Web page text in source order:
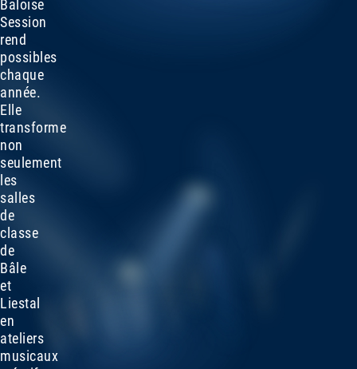
Baloise
Session
rend
possibles
chaque
année.
Elle
transforme
non
seulement
les
salles
de
classe
de
Bâle
et
Liestal
en
ateliers
musicaux